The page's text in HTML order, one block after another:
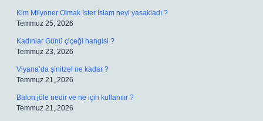
Kim Milyoner Olmak İster İslam neyi yasakladı ?
Temmuz 25, 2026
Kadınlar Günü çiçeği hangisi ?
Temmuz 23, 2026
Viyana’da şinitzel ne kadar ?
Temmuz 21, 2026
Balon jöle nedir ve ne için kullanılır ?
Temmuz 21, 2026